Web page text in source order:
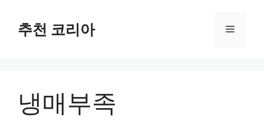
추천 코리아 메
냉매부족